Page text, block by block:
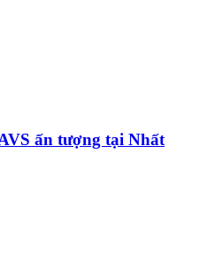
ấn tượng tại Nhất